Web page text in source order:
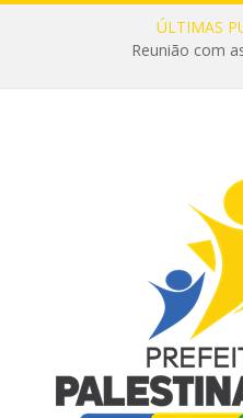
ÚLTIMAS
Reunião com